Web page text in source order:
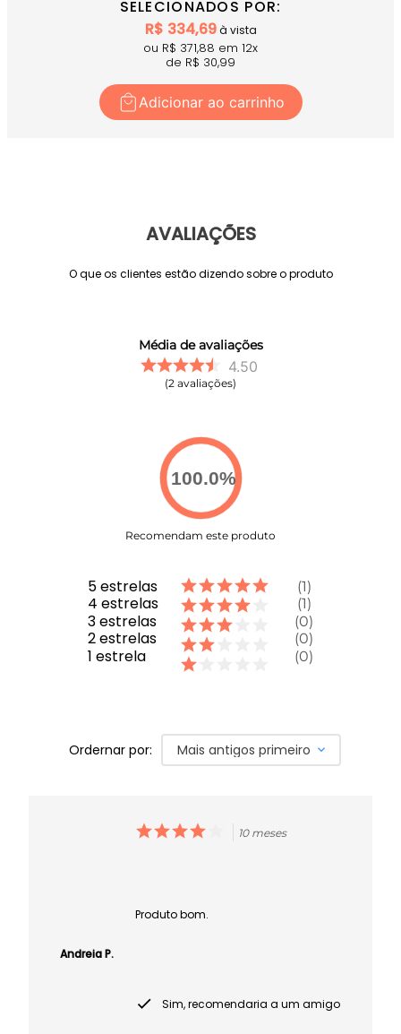
SELECIONADOS POR:
R$ 334,69à vista
ou R$ 371,88 em 12x
de R$ 30,99
Adicionar ao carrinho
AVALIAÇÕES
O que os clientes estão dizendo sobre o produto
Média de avaliações
4.50
2 avaliações
100.0%
Recomendam este produto
5estrelas
4 estrelas
3estrelas
2estrelas
1 estrela
1
1
0
0
0
Ordernar por: Mais antigos primeiro
Andreia P.
10 meses
Produto bom.
Sim, recomendaria a um amigo